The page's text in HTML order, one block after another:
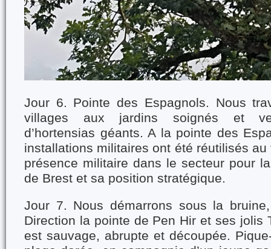
Jour 6. Pointe des Espagnols. Nous
villages aux jardins soignés et
d’hortensias géants. A la pointe des
installations militaires ont été réutilisés
présence militaire dans le secteur pour
de Brest et sa position stratégique.
Jour 7. Nous démarrons sous la
Direction la pointe de Pen Hir et ses jolis
est sauvage, abrupte et découpée.